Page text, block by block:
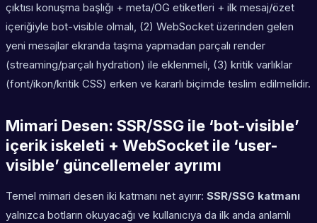
çıktısı konuşma başlığı + meta/OG etiketleri + ilk mesaj/özet
içeriğiyle bot-visible olmalı, (2) WebSocket üzerinden gelen
yeni mesajlar ekranda taşma yapmadan parçalı render
(streaming/parçalı hydration) ile eklenmeli, (3) kritik varlıklar
(font/ikon/kritik CSS) erken ve kararlı biçimde teslim edilmelidir.
Mimari Desen: SSR/SSG ile ‘bot-visible’
içerik iskeleti + WebSocket ile ‘user-
visible’ güncellemeler ayrımı
Temel mimari desen iki katmanı net ayırır: SSR/SSG katmanı
yalnızca botların okuyacağı ve kullanıcıya da ilk anda anlamlı